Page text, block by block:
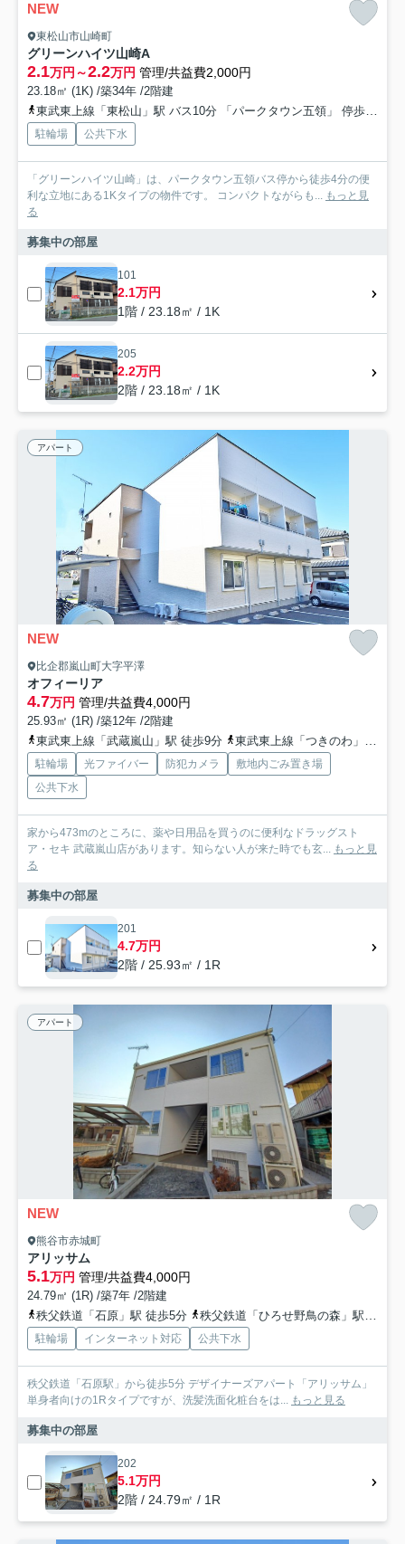
NEW
東松山市山崎町
グリーンハイツ山崎A
2.1万円～2.2万円 管理/共益費2,000円
23.18㎡ (1K) /築34年 /2階建
東武東上線「東松山」駅 バス10分 「パークタウン五領」 停歩4分
駐輪場 公共下水
「グリーンハイツ山崎」は、パークタウン五領バス停から徒歩4分の便
利な立地にある1Kタイプの物件です。 コンパクトながらも... もっと見
る
募集中の部屋
101
2.1万円
1階 / 23.18㎡ / 1K
205
2.2万円
2階 / 23.18㎡ / 1K
アパート
NEW
比企郡嵐山町大字平澤
オフィーリア
4.7万円 管理/共益費4,000円
25.93㎡ (1R) /築12年 /2階建
東武東上線「武蔵嵐山」駅 徒歩9分
東武東上線「つきのわ」駅 徒歩34分
駐輪場 光ファイバー 防犯カメラ
敷地内ごみ置き場
公共下水
家から473mのところに、薬や日用品を買うのに便利なドラッグスト
ア・セキ 武蔵嵐山店があります。知らない人が来た時でも玄... もっと見
る
募集中の部屋
201
4.7万円
2階 / 25.93㎡ / 1R
アパート
NEW
熊谷市赤城町
アリッサム
5.1万円 管理/共益費4,000円
24.79㎡ (1R) /築7年 /2階建
秩父鉄道「石原」駅 徒歩5分
秩父鉄道「ひろせ野鳥の森」駅 徒歩17分
駐輪場 インターネット対応 公共下水
秩父鉄道「石原駅」から徒歩5分 デザイナーズアパート「アリッサム」
単身者向けの1Rタイプですが、洗髪洗面化粧台をは... もっと見る
募集中の部屋
202
5.1万円
2階 / 24.79㎡ / 1R